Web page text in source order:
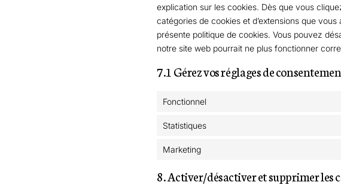
explication sur les cookies. Dès que vous
catégories de cookies et d’extensions que
présente politique de cookies. Vous pouvez
notre site web pourrait ne plus fonctionner
7.1 Gérez vos réglages de
Fonctionnel
Statistiques
Marketing
8. Activer/désactiver et supprimer les